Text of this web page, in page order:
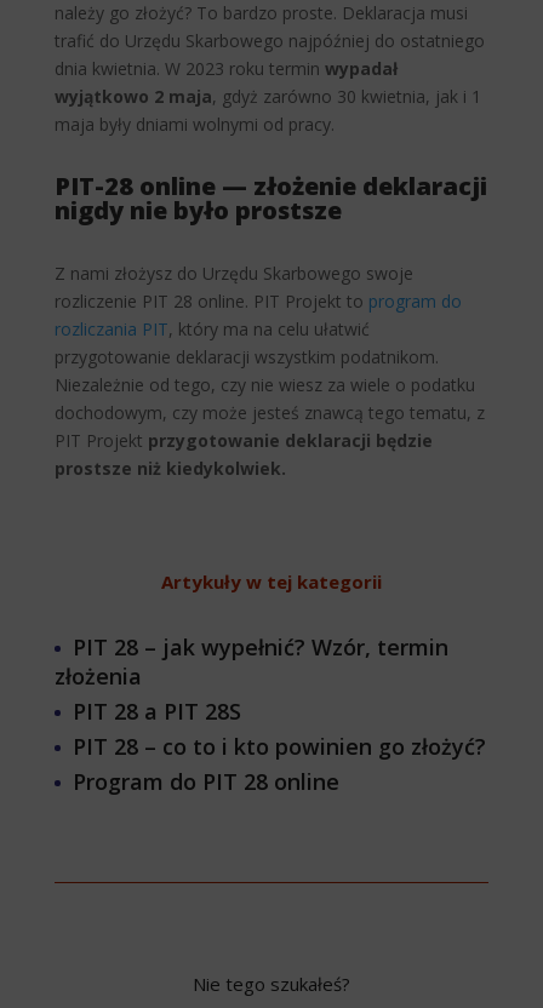
należy go złożyć? To bardzo proste. Deklaracja musi
trafić do Urzędu Skarbowego najpóźniej do ostatniego
dnia kwietnia. W 2023 roku termin wypadał
wyjątkowo 2 maja, gdyż zarówno 30 kwietnia, jak i 1
maja były dniami wolnymi od pracy.
PIT-28 online — złożenie deklaracji
nigdy nie było prostsze
Z nami złożysz do Urzędu Skarbowego swoje
rozliczenie PIT 28 online. PIT Projekt to program do
rozliczania PIT, który ma na celu ułatwić
przygotowanie deklaracji wszystkim podatnikom.
Niezależnie od tego, czy nie wiesz za wiele o podatku
dochodowym, czy może jesteś znawcą tego tematu, z
PIT Projekt przygotowanie deklaracji będzie
prostsze niż kiedykolwiek.
Artykuły w tej kategorii
PIT 28 – jak wypełnić? Wzór, termin
złożenia
PIT 28 a PIT 28S
PIT 28 – co to i kto powinien go złożyć?
Program do PIT 28 online
Nie tego szukałeś?